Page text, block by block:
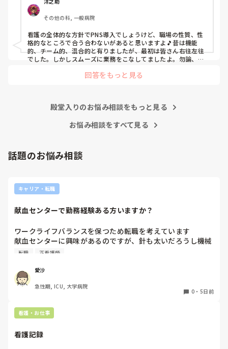
する前の病棟の方が)新人が患者から見てもよく動けてた
よ」と言っていました。
現病棟はPNSだけれども、結局は忙しくて、新人の面倒を見
てられず、清潔ケアや単純に点滴を繋げてくるなど、簡単な
仕事しか新人にさせていませんでした。PNSを廃止した病棟
では、イベントは必ずと言っていいほど新人に担当させて、
ることがどんどん増えていったと思っています。
朝の情報収集にも時間がかかり、結果、患者のことがわから
の意味があるのか疑問です。
やったことないの！？もう10ヶ月なんだから、未経験なこと
新人さんが可愛そう、と感じることもある反面、ペアの先輩
が何か処置をしているけど、ペアの新人はのんびり記録して
がいいんじゃないの？」と声をかけても、「記録終わってな
早く色々覚えたい！という、意欲があまり感じられず…これ
はPNS云々よりも、その新人の性格かな？とも思いました
が、ほとんどの新人に当てはまりました。。。時代柄でしょ
私はどちらかといえば、PNSは好きじゃありません。
でもPNSでやれというからには、もっと業務量に見合った、
新人を指導しながら業務ができるゆとりが欲しいです。
PNSもそうじゃないのも経験している方は、どちらの方が良
いと思いますか？
その他の科, 一般病院
看護の全体的な方針でPNS導入でしょうけど、職場の性質、性
格的なところで合う合わないがあると思いますよ🎵昔は機能
的、チーム的、混合的と有りましたが、最初は皆さん右往左往
でした。しかしスムーズに業務をこなしてましたよ。勿論、指
と意見交換を行うべきと思いますよ🎵それに人手が足りないの
の向き合い方になると思いますよ🎵僕は昔の人間なので、昔は
いと思います。昔は患者様、スタッフ全員に目を配れる人が沢
るなら実施してみてはどうでしょうか⁉️そういう事と思います
回答をもっと見る
殿堂入りのお悩み相談をもっと見る
お悩み相談をすべて見る
話題のお悩み相談
キャリア・転職
献血センターで勤務経験ある方いますか？
ワークライフバランスを保つため転職を考えています
献血センターに興味があるのですが、針も太いだろうし機械
操作あるしイメージが湧きません
など教えていただきたいです！
転職 正看護師
愛沙
急性期, ICU, 大学病院
0 ・ 5日前
看護・お仕事
看護記録